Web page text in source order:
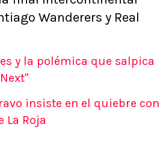
Wanderers y Real
y la polémica que salpica
insiste en el quiebre con
La Roja